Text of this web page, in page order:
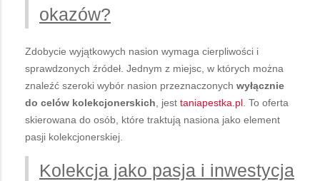
okazów?
Zdobycie wyjątkowych nasion wymaga cierpliwości i
sprawdzonych źródeł. Jednym z miejsc, w których można
znaleźć szeroki wybór nasion przeznaczonych wyłącznie
do celów kolekcjonerskich , jest taniapestka.pl . To oferta
skierowana do osób, które traktują nasiona jako element
pasji kolekcjonerskiej.
Kolekcja jako pasja i inwestycja